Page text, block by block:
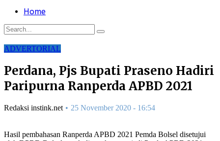
Home
ADVERTORIAL
Perdana, Pjs Bupati Praseno Hadiri
Paripurna Ranperda APBD 2021
Redaksi instink.net 25 November 2020 - 16:54
Hasil pembahasan Ranperda APBD 2021 Pemda Bolsel disetujui